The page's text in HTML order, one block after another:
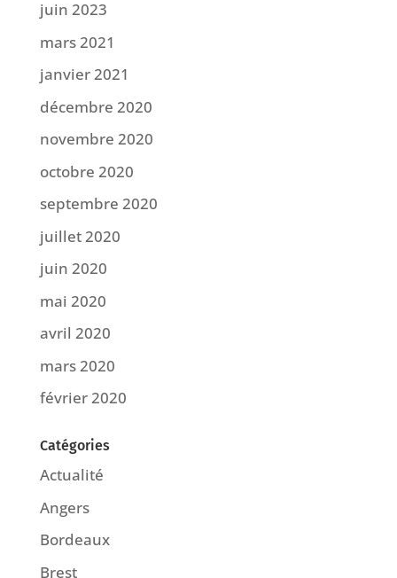
juin 2023
mars 2021
janvier 2021
décembre 2020
novembre 2020
octobre 2020
septembre 2020
juillet 2020
juin 2020
mai 2020
avril 2020
mars 2020
février 2020
Catégories
Actualité
Angers
Bordeaux
Brest